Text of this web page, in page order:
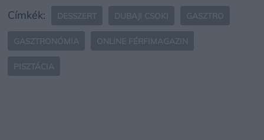
Címkék: DESSZERT DUBAJI CSOKI GASZTRO
GASZTRONÓMIA ONLINE FÉRFIMAGAZIN
PISZTÁCIA